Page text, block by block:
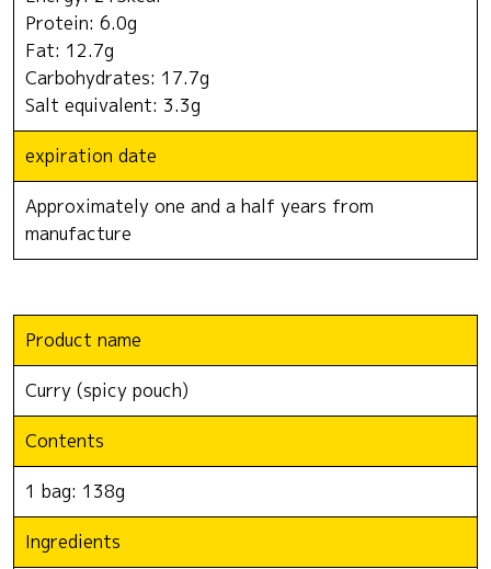
Protein: 6.0g
Fat: 12.7g
Carbohydrates: 17.7g
Salt equivalent: 3.3g
expiration date
Approximately one and a half years from
manufacture
Product name
Curry (spicy pouch)
Contents
1 bag: 138g
Ingredients